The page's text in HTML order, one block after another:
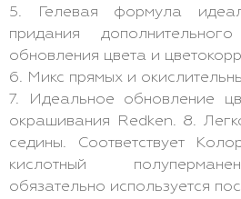
5. Гелевая формула
придания
обновления цвета и
6. Микс прямых и
7. Идеальное обновление
окрашивания Redken. 8.
седины. Соответствует
кислотный
обязательно используется